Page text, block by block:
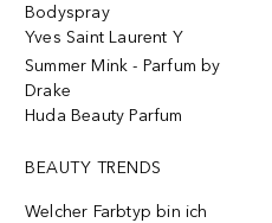
Bodyspray
Yves Saint Laurent Y
Summer Mink - Parfum by
Drake
Huda Beauty Parfum
BEAUTY TRENDS
Welcher Farbtyp bin ich